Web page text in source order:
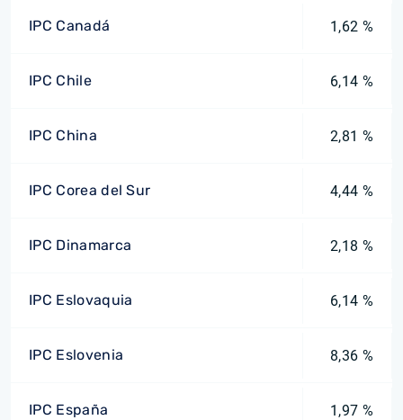
IPC Canadá 1,62 %
IPC Chile 6,14 %
IPC China 2,81 %
IPC Corea del Sur 4,44 %
IPC Dinamarca 2,18 %
IPC Eslovaquia 6,14 %
IPC Eslovenia 8,36 %
IPC España 1,97 %